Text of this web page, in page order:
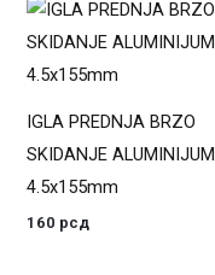
IGLA PREDNJA BRZO
SKIDANJE ALUMINIJUM
4.5x155mm
160 рсд